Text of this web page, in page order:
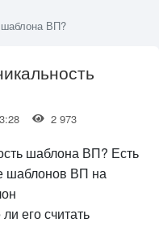
шаблона ВП?
2 973
шаблона ВП? Есть
шаблонов ВП на
его считать